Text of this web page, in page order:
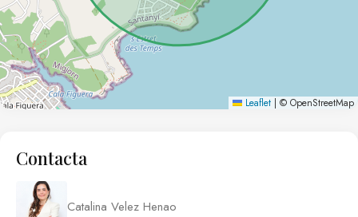
Leaflet © OpenStreetMap
Contacta
Catalina Velez Henao